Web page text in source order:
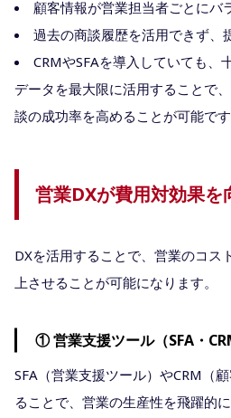
顧客情報が営業担当者ごとにバ
過去の商談履歴を活用できず、
CRMやSFAを導入していても、
データを最大限に活用することで
談の成功率を高めることが可能です
営業DXが費用対効果を
DXを活用することで、営業のコス
上させることが可能になります。
① 営業支援ツール（SFA・
SFA（営業支援ツール）やCRM（
ることで、営業の生産性を飛躍的